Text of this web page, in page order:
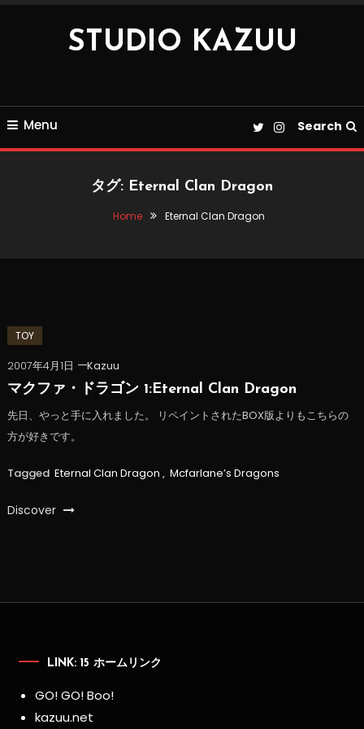
STUDIO KAZUU
Menu Search
タグ: Eternal Clan Dragon
Home Eternal Clan Dragon
TOY
2007年4月1日
Kazuu
マクファ・ドラゴン 1:Eternal Clan Dragon
先日、やっと手に入れました。 リペイントされたBOX版よりもこちらの
方が好きです。
Tagged Eternal Clan Dragon , Mcfarlane’s Dragons
Discover
LINK: 15 ホームリンク
GO! GO! Boo!
kazuu.net